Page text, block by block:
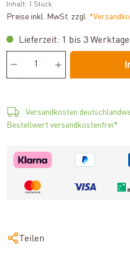
Inhalt: 1 Stück
Preise inkl. MwSt. zzgl.
Lieferzeit: 1 bis 3 Werktage
Versandkosten
Bestellwert versandkostenfrei*
Teilen